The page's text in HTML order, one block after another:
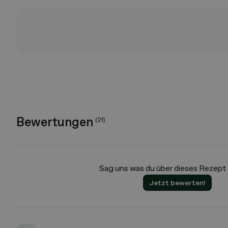
Bewertungen (21)
Sag uns was du über dieses
Jetzt bewerten!